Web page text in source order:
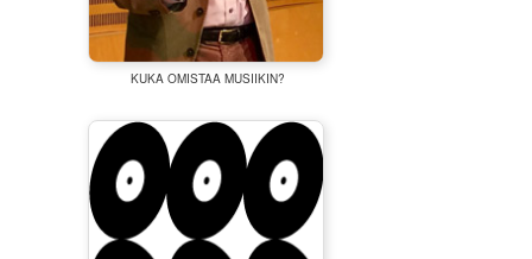
KUKA OMISTAA MUSIIKIN?